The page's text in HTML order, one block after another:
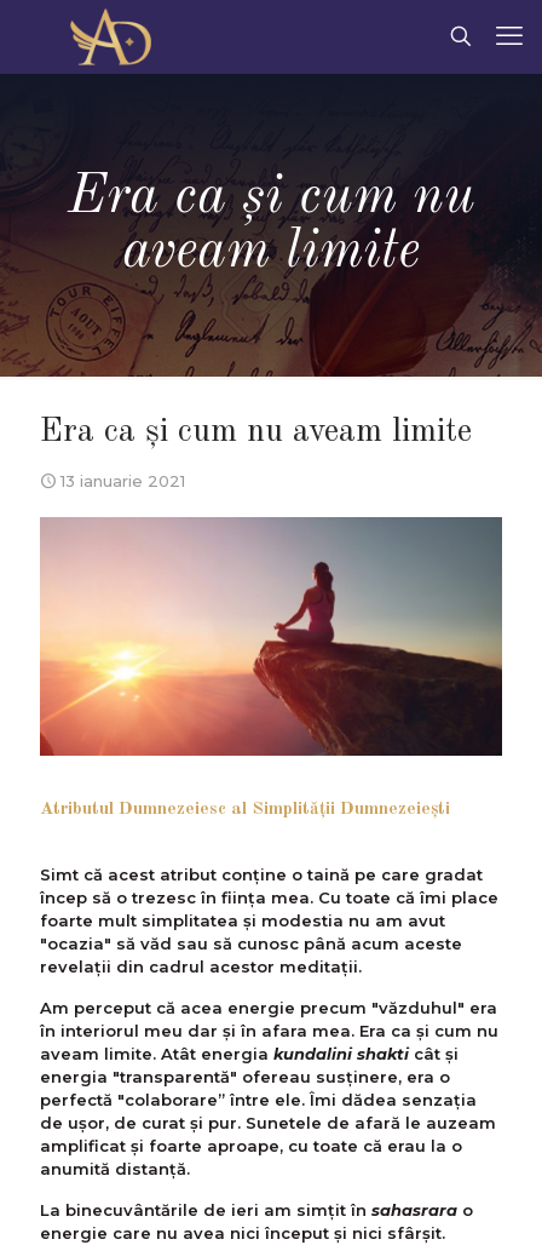
Era ca și cum nu
aveam limite
Era ca și cum nu aveam limite
13 ianuarie 2021
Atributul Dumnezeiesc al Simplităţii Dumnezeieşti
Simt că acest atribut conține o taină pe care gradat
încep să o trezesc în ființa mea. Cu toate că îmi place
foarte mult simplitatea și modestia nu am avut
"ocazia" să văd sau să cunosc până acum aceste
revelații din cadrul acestor meditații.
Am perceput că acea energie precum "văzduhul" era
în interiorul meu dar și în afara mea. Era ca și cum nu
aveam limite. Atât energia kundalini shakti cât și
energia "transparentă" ofereau susținere, era o
perfectă "colaborare” între ele. Îmi dădea senzația
de ușor, de curat și pur. Sunetele de afară le auzeam
amplificat și foarte aproape, cu toate că erau la o
anumită distanță.
La binecuvântările de ieri am simțit în sahasrara o
energie care nu avea nici început și nici sfârșit.